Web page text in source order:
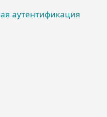
аутентификация